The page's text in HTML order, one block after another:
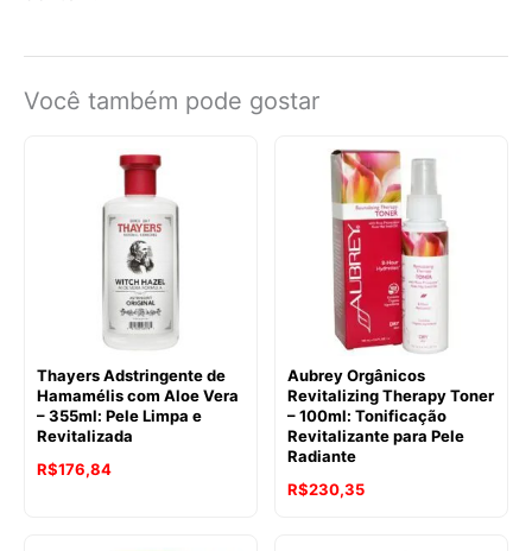
Você também pode gostar
Thayers Adstringente de
Hamamélis com Aloe Vera
– 355ml: Pele Limpa e
Revitalizada
R$176,84
Aubrey Orgânicos
Revitalizing Therapy Toner
– 100ml: Tonificação
Revitalizante para Pele
Radiante
R$230,35